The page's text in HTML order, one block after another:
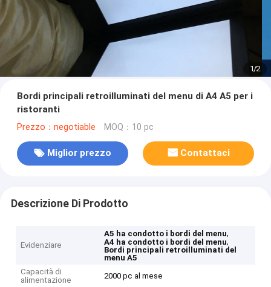
1/2
Bordi principali retroilluminati del menu di A4 A5 per i
ristoranti
Prezzo：negotiable MOQ：10 pc
Miglior prezzo Contattaci
Descrizione Di Prodotto
Evidenziare
A5 ha condotto i bordi del menu,
A4 ha condotto i bordi del menu,
Bordi principali retroilluminati del
menu A5
Capacità di
alimentazione
2000 pc al mese